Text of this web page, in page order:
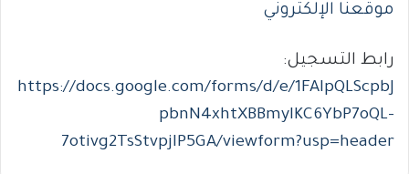
موقعنا الإلكتروني
رابط التسجيل:
https://docs.google.com/forms/d/e/1FAIpQLScpbJ
pbnN4xhtXBBmyIKC6YbP7oQL-
7otivg2TsStvpjIP5GA/viewform?usp=header